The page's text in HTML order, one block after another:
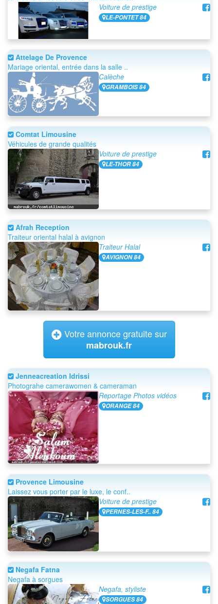
Voiture de prestige
LE-PONTET 84
Attelage De Provence
Mariage oriental, entrée dans la salle ..
Calèche
GRAMBOIS 84
Comtat Limousine
Véhicules de grande qualités
Voiture de prestige
LE-THOR 84
Afrah Reception
Traiteur oriental halal à avignon
Traiteur Halal
AVIGNON 84
Votre annonce gratuite sur
mabrouk.fr
Jenneacreation Idrissi
Photograhe camerawomen & cameraman
Reportage Photos vidéos
ORANGE 84
Provence Limousine
Laissez vous porter par le luxe, le conf..
Voiture de prestige
PERNES-LES-F.. 84
Negafa Fatna
Negafa à sorgues
Negafa, styliste
SORGUES 84